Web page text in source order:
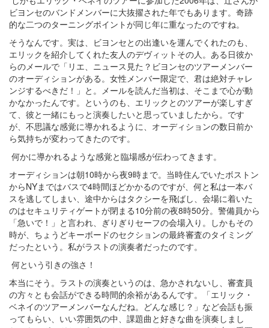
ビヨンセのバンドメンバーに大抜擢された年でもあります。奇跡
的な二つのターニングポイントが同じ年に重なったのですね。
そうなんです。実は、ビヨンセとの出逢いを運んでくれたのも、
エリックを紹介してくれた友人のデヴィットその人。ある日彼か
らのメールで「リエ、ニュース見た？ビヨンセのツアーメンバー
のオーディションがある。女性メンバー限定で、君は絶対チャレ
ンジするべきだ！」と。メールを読んだ当初は、そこまで心が動
かなかったんです。というのも、エリックとのツアーが楽しすぎ
て、彼と一緒にもっと演奏したいと思っていましたから。です
が、不思議な感覚に導かれるように、オーディションの数日前か
ら気持ちが変わってきたのです。
何かに導かれるような感覚と臨場感が伝わってきます。
オーディションは朝10時から夜9時まで。当時住んでいたボストン
からNYまではバスで4時間ほどかかるのですが、何と私は一本バ
スを逃してしまい、途中からはタクシーを飛ばし、会場に着いた
のはセキュリティゲートが閉まる10分前の夜8時50分。警備員から
「急いで！」と言われ、ぎりぎりセーフの会場入り。しかもその
時が、ちょうどキーボードのセクションの最終審査のタイミング
だったという。私がラストの演奏者だったのです。
何という引きの強さ！
本当にそう。ラストの演奏というのは、急かされないし、審査員
の方々とも会話ができる時間的余裕があるんです。「エリック・
ベネイのツアーメンバーなんだね。どんな感じ？」など会話も振
ってもらい、いい雰囲気の中、課題曲と好きな曲を演奏しまし